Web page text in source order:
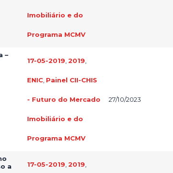
Imobiliário e do
Programa MCMV
–
17-05-2019 2019
ENIC, Painel CII-CHIS
- Futuro do Mercado
Imobiliário e do
Programa MCMV
27/10/2023
a
17-05-2019 2019